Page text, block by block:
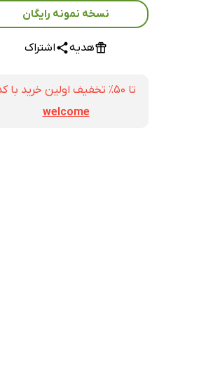
نسخه نمونه رایگان
هدیه اشتراک
تا ۵۰٪ تخفیف اولین خرید با کد
welcome